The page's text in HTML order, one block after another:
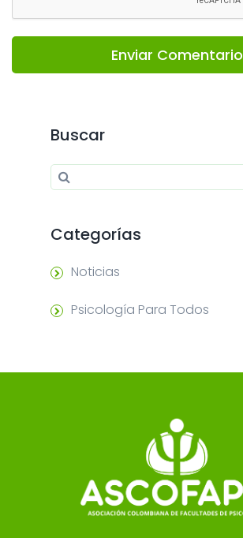
Enviar Comentario
Buscar
Search for:
Categorías
Noticias
Psicología Para Todos